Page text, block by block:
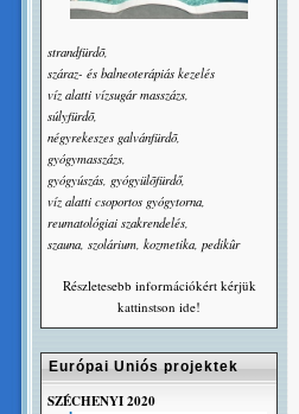
strandfürdõ,
száraz- és balneoterápiás kezelés
víz alatti vízsugár masszázs,
súlyfürdõ,
négyrekeszes galvánfürdõ,
gyógymasszázs,
gyógyúszás, gyógyülõfürdő,
víz alatti csoportos gyógytorna,
reumatológiai szakrendelés,
szauna, szolárium, kozmetika, pedikûr
Részletesebb információkért kérjük
kattinstson ide!
Európai Uniós projektek
SZÉCHENYI 2020